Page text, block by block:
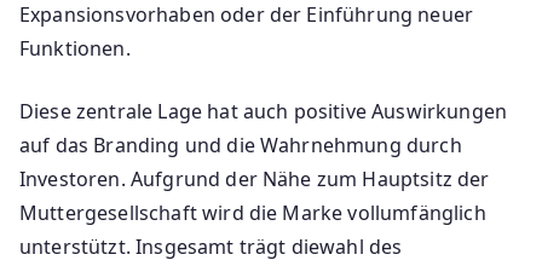
Expansionsvorhaben oder der Einführung neuer
Funktionen.
Diese zentrale Lage hat auch positive Auswirkungen
auf das Branding und die Wahrnehmung durch
Investoren. Aufgrund der Nähe zum Hauptsitz der
Muttergesellschaft wird die Marke vollumfänglich
unterstützt. Insgesamt trägt diewahl des